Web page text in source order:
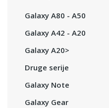
Galaxy A80 - A50
Galaxy A42 - A20
Galaxy A20>
Druge serije
Galaxy Note
Galaxy Gear